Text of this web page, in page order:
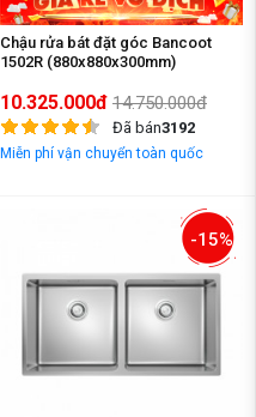
Chậu rửa bát đặt góc Bancoot
1502R (880x880x300mm)
10.325.000đ 14.750.000đ
Đã bán3192
Miễn phí vận chuyển toàn quốc
-15%